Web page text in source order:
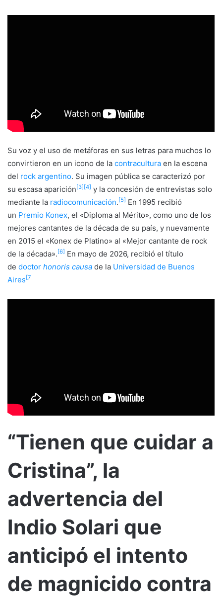
Su voz y el uso de metáforas en sus letras para muchos lo
convirtieron en un icono de la contracultura en la escena
del rock argentino. Su imagen pública se caracterizó por
su escasa aparición [3] [4] y la concesión de entrevistas solo
mediante la radiocomunicación. [5] En 1995 recibió
un Premio Konex, el «Diploma al Mérito», como uno de los
mejores cantantes de la década de su país, y nuevamente
en 2015 el «Konex de Platino» al «Mejor cantante de rock
de la década». [6] En mayo de 2026, recibió el título
de doctor honoris causa de la Universidad de Buenos
Aires [7
“Tienen que cuidar a
Cristina”, la
advertencia del
Indio Solari que
anticipó el intento
de magnicido contra